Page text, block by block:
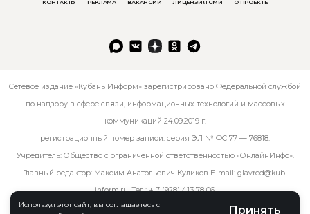
Используя этот сайт, вы соглашаетесь с
Принять
КОНТАКТЫ РЕКЛАМА ВАКАНСИИ ЛИЦЕНЗИЯ СМИ О ПРОЕКТЕ
Сетевое издание «Кубань Информ» зарегистрировано Федеральной службой
по надзору в сфере связи, информационных технологий и массовых
коммуникаций 24.09.2019 г.
регистрационный номер записи: серия ЭЛ № ФС 77 — 76818.
Учредитель: Общество с ограниченной ответственностью «ОнлайнИнфо».
Главный редактор: Максим Анатольевич Куликов E-mail: glavred@kub-
inform.ru. Тел.:+ 7 (928) 413 78 06.